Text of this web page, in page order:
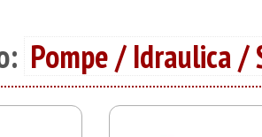
Pompe / Idraulica /